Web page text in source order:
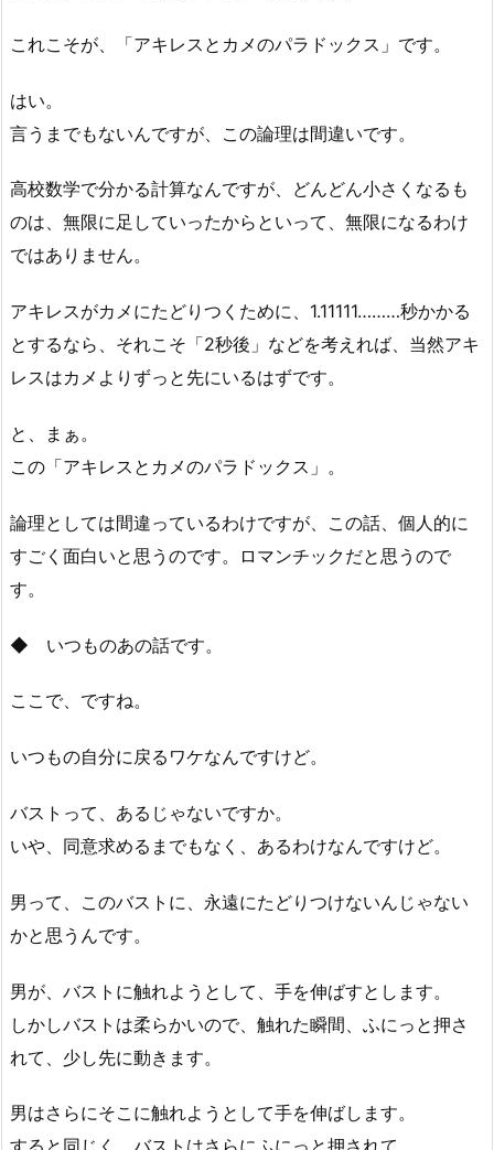
これこそが、「アキレスとカメのパラドックス」です。
はい。
言うまでもないんですが、この論理は間違いです。
高校数学で分かる計算なんですが、どんどん小さくなるも
のは、無限に足していったからといって、無限になるわけ
ではありません。
アキレスがカメにたどりつくために、1.11111………秒かかる
とするなら、それこそ「2秒後」などを考えれば、当然アキ
レスはカメよりずっと先にいるはずです。
と、まぁ。
この「アキレスとカメのパラドックス」。
論理としては間違っているわけですが、この話、個人的に
すごく面白いと思うのです。ロマンチックだと思うので
す。
◆ いつものあの話です。
ここで、ですね。
いつもの自分に戻るワケなんですけど。
バストって、あるじゃないですか。
いや、同意求めるまでもなく、あるわけなんですけど。
男って、このバストに、永遠にたどりつけないんじゃない
かと思うんです。
男が、バストに触れようとして、手を伸ばすとします。
しかしバストは柔らかいので、触れた瞬間、ふにっと押さ
れて、少し先に動きます。
男はさらにそこに触れようとして手を伸ばします。